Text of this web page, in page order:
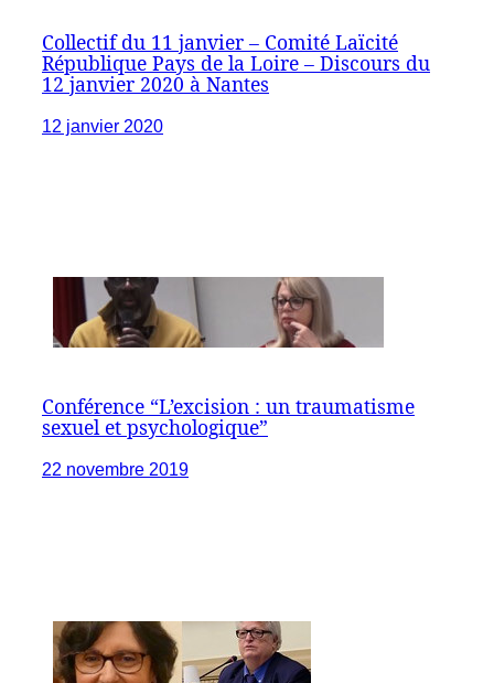
Collectif du 11 janvier – Comité Laïcité
République Pays de la Loire – Discours du
12 janvier 2020 à Nantes
12 janvier 2020
Conférence “L’excision : un traumatisme
sexuel et psychologique”
22 novembre 2019